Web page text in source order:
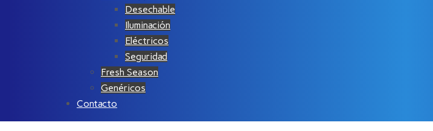
Desechable
Iluminación
Eléctricos
Seguridad
Fresh Season
Genéricos
Contacto